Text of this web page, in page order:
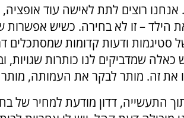
אנחנו רוצים לתת לאישה עוד
הילד – זו לא בחירה. כשיש אפשרות
סטיגמות ודעות קדומות שמסתכלים
שמדביקים לנו כותרות שגויות,
את זה. מותר לבקר את העמותה,
התעשייה, דדון מודעת למחיר של